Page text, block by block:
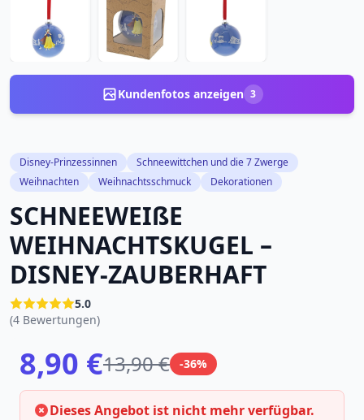
Kundenfotos anzeigen 3
Disney-Prinzessinnen
Schneewittchen und die 7 Zwerge
Weihnachten
Weihnachtsschmuck Dekorationen
SCHNEEWEIßE
WEIHNACHTSKUGEL –
DISNEY-ZAUBERHAFT
5.0
(4 Bewertungen)
8,90 €13,90 € -36%
Dieses Angebot ist nicht mehr verfügbar.